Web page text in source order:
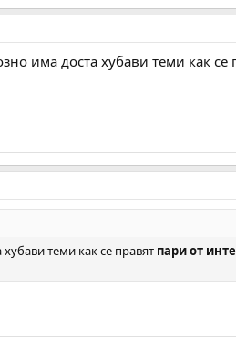
има доста хубави теми как се
теми как се правят пари от